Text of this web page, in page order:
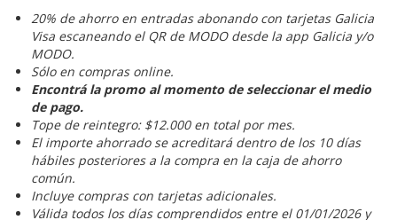
20% de ahorro en entradas abonando con tarjetas Galicia
Visa escaneando el QR de MODO desde la app Galicia y/o
MODO.
Sólo en compras online.
Encontrá la promo al momento de seleccionar el medio
de pago.
Tope de reintegro: $12.000 en total por mes.
El importe ahorrado se acreditará dentro de los 10 días
hábiles posteriores a la compra en la caja de ahorro
común.
Incluye compras con tarjetas adicionales.
Válida todos los días comprendidos entre el 01/01/2026 y